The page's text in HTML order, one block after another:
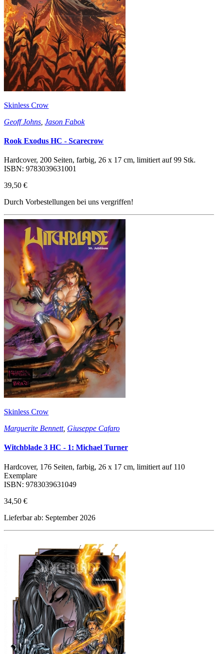
Skinless Crow
Geoff Johns Jason Fabok
Rook Exodus HC - Scarecrow
Hardcover, 200 Seiten, farbig, 26 x 17 cm, limitiert auf 99 Stk.
ISBN: 9783039631001
39,50 €
Durch Vorbestellungen bei uns vergriffen!
Skinless Crow
Marguerite Bennett, Giuseppe Cafaro
Witchblade 3 HC - 1: Michael Turner
Hardcover, 176 Seiten, farbig, 26 x 17 cm, limitiert auf 110
Exemplare
ISBN: 9783039631049
34,50 €
Lieferbar ab: September 2026